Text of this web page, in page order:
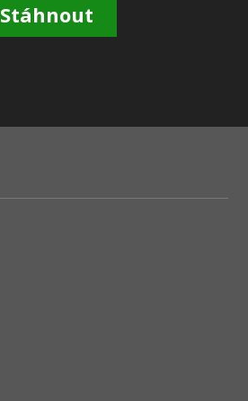
Stáhnout